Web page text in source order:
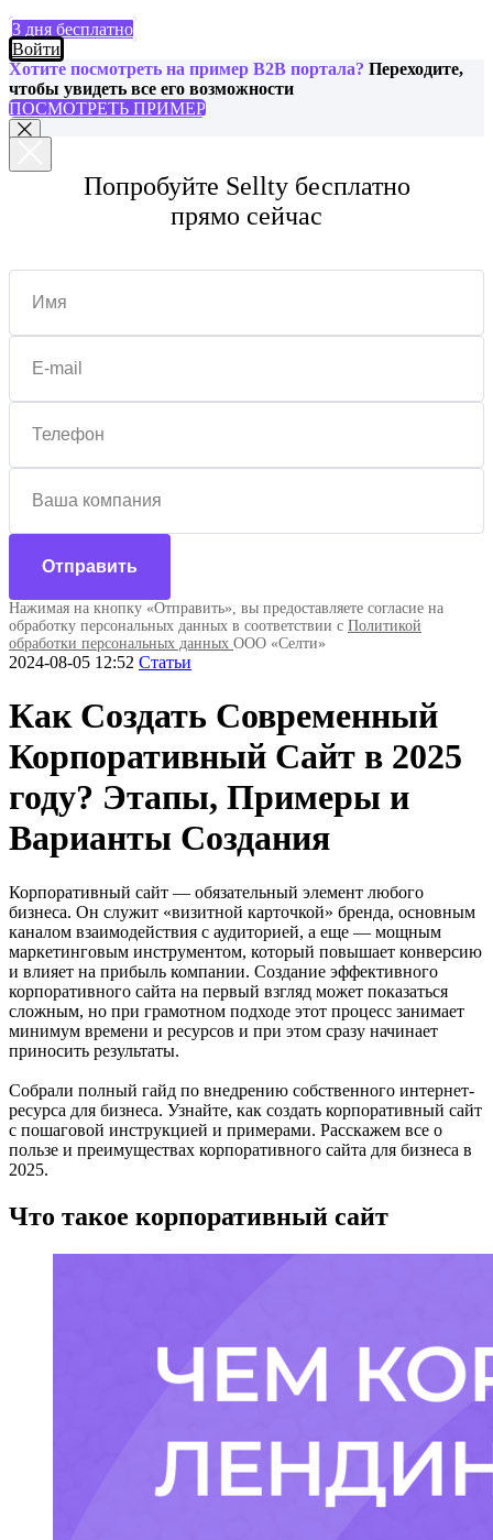
3 дня бесплатно
Войти
Хотите посмотреть на пример B2B портала? Переходите,
чтобы увидеть все его возможности
ПОСМОТРЕТЬ ПРИМЕР
Попробуйте Sellty бесплатно
прямо сейчас
Отправить
Нажимая на кнопку «Отправить», вы предоставляете согласие на
обработку персональных данных в соответствии с Политикой
обработки персональных данных ООО «Селти»
2024-08-05 12:52 Статьи
Как Создать Современный
Корпоративный Сайт в 2025
году? Этапы, Примеры и
Варианты Создания
Корпоративный сайт — обязательный элемент любого
бизнеса. Он служит «визитной карточкой» бренда, основным
каналом взаимодействия с аудиторией, а еще — мощным
маркетинговым инструментом, который повышает конверсию
и влияет на прибыль компании. Создание эффективного
корпоративного сайта на первый взгляд может показаться
сложным, но при грамотном подходе этот процесс занимает
минимум времени и ресурсов и при этом сразу начинает
приносить результаты.
Собрали полный гайд по внедрению собственного интернет-
ресурса для бизнеса. Узнайте, как создать корпоративный сайт
с пошаговой инструкцией и примерами. Расскажем все о
пользе и преимуществах корпоративного сайта для бизнеса в
2025.
Что такое корпоративный сайт